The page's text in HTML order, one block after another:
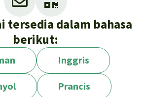
tersedia dalam bahasa
berikut:
Inggris
Prancis